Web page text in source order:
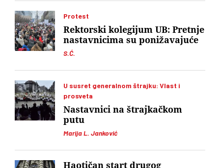
Protest
S.Ć.
Rektorski kolegijum UB: Pretnje
nastavnicima su ponižavajuće
U susret generalnom štrajku: Vlast i
prosveta
Marija L. Janković
Nastavnici na štrajkačkom
putu
Haotičan start drugog